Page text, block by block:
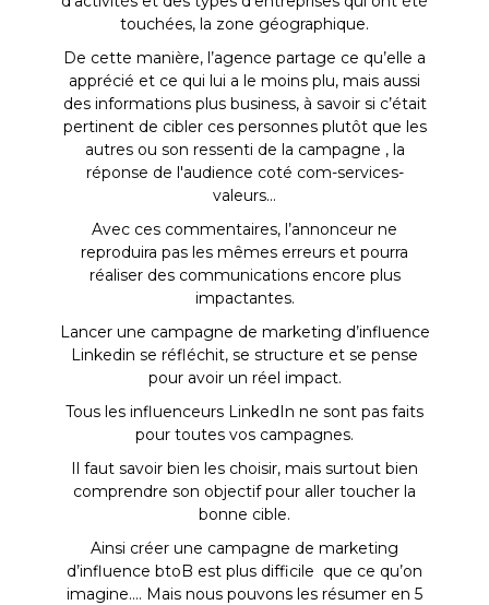
touchées, la zone géographique.
De cette manière, l’agence partage ce qu’elle a
apprécié et ce qui lui a le moins plu, mais aussi
des informations plus business, à savoir si c’était
pertinent de cibler ces personnes plutôt que les
autres ou son ressenti de la campagne , la
réponse de l'audience coté com-services-
valeurs...
Avec ces commentaires, l’annonceur ne
reproduira pas les mêmes erreurs et pourra
réaliser des communications encore plus
impactantes.
Lancer une campagne de marketing d’influence
Linkedin se réfléchit, se structure et se pense
pour avoir un réel impact.
Tous les influenceurs LinkedIn ne sont pas faits
pour toutes vos campagnes.
Il faut savoir bien les choisir, mais surtout bien
comprendre son objectif pour aller toucher la
bonne cible.
Ainsi créer une campagne de marketing
d’influence btoB est plus difficile que ce qu’on
imagine…. Mais nous pouvons les résumer en 5